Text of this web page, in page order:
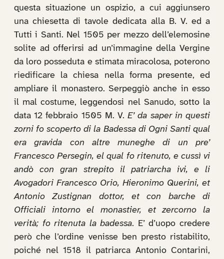
questa situazione un ospizio, a cui aggiunsero
una chiesetta di tavole dedicata alla B. V. ed a
Tutti i Santi. Nel 1505 per mezzo dell’elemosine
solite ad offerirsi ad un’immagine della Vergine
da loro posseduta e stimata miracolosa, poterono
riedificare la chiesa nella forma presente, ed
ampliare il monastero. Serpeggiò anche in esso
il mal costume, leggendosi nel Sanudo, sotto la
data 12 febbraio 1505 M. V.E’ da saper in questi
zorni fo scoperto di la Badessa di Ogni Santi qual
era gravida con altre muneghe di un pre’
Francesco Persegin, el qual fo ritenuto, e cussì vi
andò con gran strepito il patriarcha ivi, e li
Avogadori Francesco Orio, Hieronimo Querini, et
Antonio Zustignan dottor, et con barche di
Officiali intorno el monastier, et zercorno la
verità; fo ritenuta la badessa. E’ d’uopo credere
però che l’ordine venisse ben presto ristabilito,
poiché nel 1518 il patriarca Antonio Contarini,